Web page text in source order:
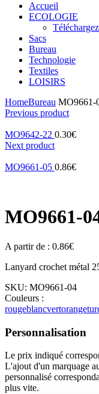
Accueil
ECOLOGIE
Sacs
Bureau
Technologie
Textiles
LOISIRS
HomeBureau MO9661-
Previous product
MO9642-22 0.30€
Next product
MO9661-05 0.86€
MO9661-
A partir de : 0.86€
Lanyard crochet métal
SKU: MO9661-04
Couleurs :
rougeblancvertorange
Personnalisation
Le prix indiqué
L'ajout d'un marquage
personnalisé
plus vite.